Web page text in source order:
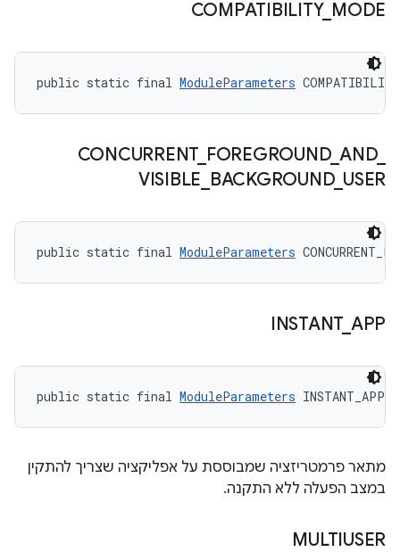
COMPATIBILITY_ MODE
public static final ModuleParameters
CONCURRENT_ FOREGROUND_ AND_
VISIBLE BACKGROUND_ USER
public static final ModuleParameters
INSTANT_ APP
public static final ModuleParameters INSTANT_APP
מתאר פרמטריזציה שמבוססת על אפליקציה שצריך להתקין
במצב הפעלה ללא התקנה.
MULTIUSER